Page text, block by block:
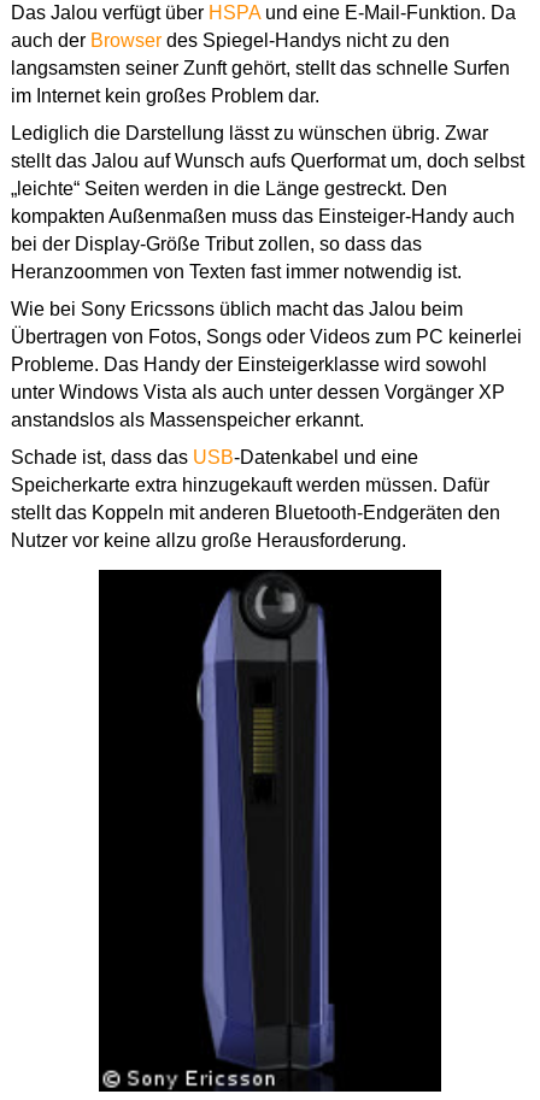
Das Jalou verfügt über HSPAund eine E-Mail-Funktion. Da
auch der Browserdes Spiegel-Handys nicht zu den
langsamsten seiner Zunft gehört, stellt das schnelle Surfen
im Internet kein großes Problem dar.
Lediglich die Darstellung lässt zu wünschen übrig. Zwar
stellt das Jalou auf Wunsch aufs Querformat um, doch selbst
„leichte“ Seiten werden in die Länge gestreckt. Den
kompakten Außenmaßen muss das Einsteiger-Handy auch
bei der Display-Größe Tribut zollen, so dass das
Heranzoommen von Texten fast immer notwendig ist.
Wie bei Sony Ericssons üblich macht das Jalou beim
Übertragen von Fotos, Songs oder Videos zum PC keinerlei
Probleme. Das Handy der Einsteigerklasse wird sowohl
unter Windows Vista als auch unter dessen Vorgänger XP
anstandslos als Massenspeicher erkannt.
Schade ist, dass das USB-Datenkabel und eine
Speicherkarte extra hinzugekauft werden müssen. Dafür
stellt das Koppeln mit anderen Bluetooth-Endgeräten den
Nutzer vor keine allzu große Herausforderung.